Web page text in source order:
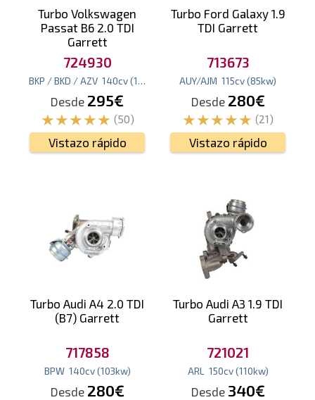
Turbo Volkswagen
Passat B6 2.0 TDI
Garrett
724930
BKP / BKD / AZV 140cv(103
Desde 295€
(50)
Vistazo rápido
Turbo Ford Galaxy 1.9
TDI Garrett
713673
AUY/AJM 115cv(85kw)
Desde 280€
(21)
Vistazo rápido
Turbo Audi A4 2.0 TDI
(B7) Garrett
717858
BPW 140cv (103kw)
Desde 280€
Turbo Audi A3 1.9 TDI
Garrett
721021
ARL 150cv (110kw)
Desde 340€